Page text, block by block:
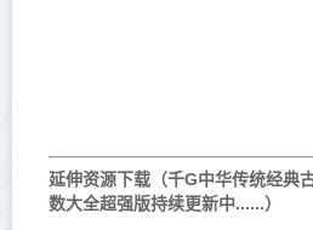
延伸资源下载（千G中华传统经典
数大全超强版持续更新中......）